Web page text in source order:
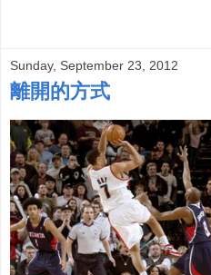
Sunday, September 23, 2012
離開的方式